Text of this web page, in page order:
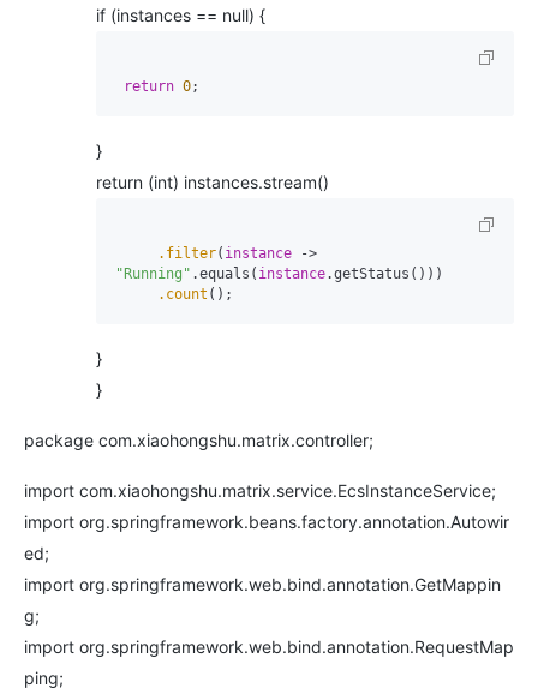
if (instances == null) {
return 0
}
return (int) instances.stream()
.filter( instance
"Running" .equals( instance.getStatus()))
.count
}
}
package com.xiaohongshu.matrix.controller;
import com.xiaohongshu.matrix.service.EcsInstanceService;
import org.springframework.beans.factory.annotation.Autowir
ed;
import org.springframework.web.bind.annotation.GetMappin
g;
import org.springframework.web.bind.annotation.RequestMap
ping;